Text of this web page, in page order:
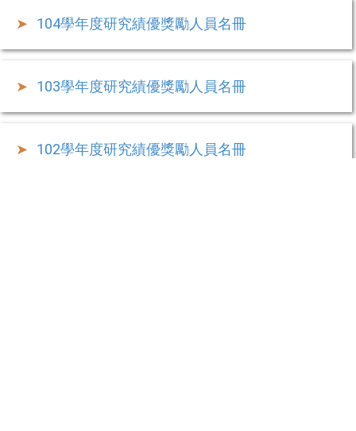
104學年度研究績優獎勵人員名冊
103學年度研究績優獎勵人員名冊
102學年度研究績優獎勵人員名冊